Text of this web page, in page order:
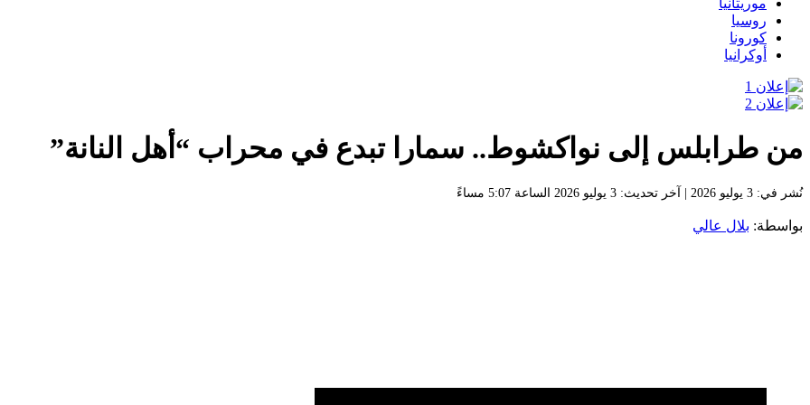
روسيا
كورونا
أوكرانيا
من طرابلس إلى نواكشوط.. سمارا تبدع في محراب “أهل النانة”
نُشر في: 3 يوليو 2026 | آخر تحديث: 3 يوليو 2026 الساعة 5:07 مساءً
بواسطة: بلال عالي